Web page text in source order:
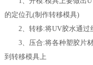
的定位孔(制作转移模具)
2、转移:将UV胶水通过
3、压合:将各种塑胶片材
到转移模具上